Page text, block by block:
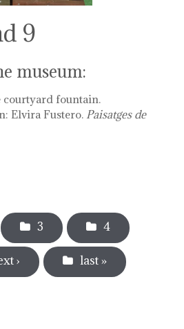
9
museum:
courtyard fountain.
Elvira Fustero. Paisatges de
de la flor - l'ou com balla a
3 4
› last »